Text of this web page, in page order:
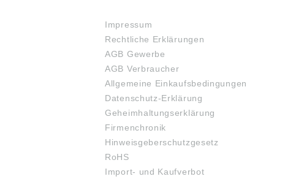
Impressum
Rechtliche Erklärungen
AGB Gewerbe
AGB Verbraucher
Allgemeine Einkaufsbedingungen
Datenschutz-Erklärung
Geheimhaltungserklärung
Firmenchronik
Hinweisgeberschutzgesetz
RoHS
Import- und Kaufverbot